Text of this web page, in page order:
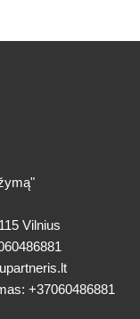
Vilnius
+37060486881